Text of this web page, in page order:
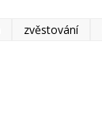
zvěstování